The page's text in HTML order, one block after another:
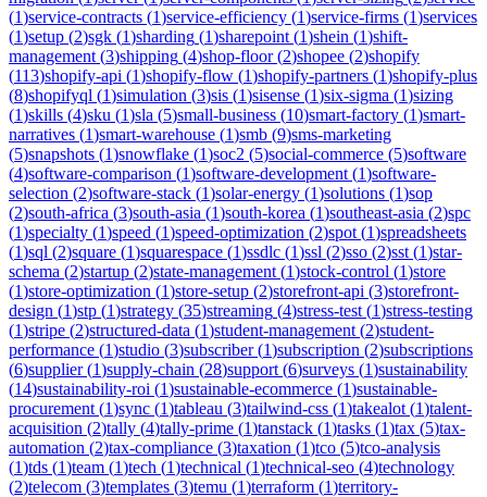
(1)service-contracts (1)service-efficiency (1)service-firms (1)services
(1)setup (2)sgk (1)sharding (1)sharepoint (1)shein (1)shift-
management (3)shipping (4)shop-floor(2)shopee (2)shopify
(113)shopify-api (1)shopify-flow (1)shopify-partners (1)shopify-plus
(8)shopifyql (1)simulation (3)sis (1)sisense (1)six-sigma (1)sizing
(1)skills (4)sku (1)sla (5)small-business (10)smart-factory (1)smart-
narratives (1)smart-warehouse (1)smb (9)sms-marketing
(5)snapshots (1)snowflake (1)soc2 (5)social-commerce (5)software
(4)software-comparison (1)software-development (1)software-
selection (2)software-stack (1)solar-energy (1)solutions (1)sop
(2)south-africa (3)south-asia (1)south-korea (1)southeast-asia (2)spc
(1)specialty (1)speed (1)speed-optimization (2)spot (1)spreadsheets
(1)sql (2)square (1)squarespace (1)ssdlc (1)ssl (2)sso (2)sst (1)star-
schema (2)startup (2)state-management (1)stock-control (1)store
(1)store-optimization (1)store-setup (2)storefront-api (3)storefront-
design (1)stp (1)strategy (35)streaming (4)stress-test (1)stress-testing
(1)stripe (2)structured-data (1)student-management (2)student-
performance (1)studio (3)subscriber(1)subscription (2)subscriptions
(6)supplier(1)supply-chain (28)support (6)surveys (1)sustainability
(14)sustainability-roi (1)sustainable-ecommerce (1)sustainable-
procurement (1)sync (1)tableau (3)tailwind-css (1)takealot (1)talent-
acquisition (2)tally (4)tally-prime (1)tanstack (1)tasks (1)tax (5)tax-
automation (2)tax-compliance (3)taxation (1)tco (5)tco-analysis
(1)tds (1)team (1)tech (1)technical (1)technical-seo (4)technology
(2)telecom (3)templates (3)temu (1)terraform (1)territory-